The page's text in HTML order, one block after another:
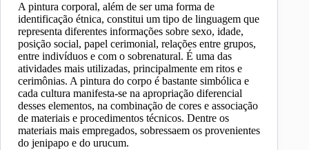
A pintura corporal, além de ser uma forma de
identificação étnica, constitui um tipo de linguagem que
representa diferentes informações sobre sexo, idade,
posição social, papel cerimonial, relações entre grupos,
entre indivíduos e com o sobrenatural. É uma das
atividades mais utilizadas, principalmente em ritos e
cerimônias. A pintura do corpo é bastante simbólica e
cada cultura manifesta-se na apropriação diferencial
desses elementos, na combinação de cores e associação
de materiais e procedimentos técnicos. Dentre os
materiais mais empregados, sobressaem os provenientes
do jenipapo e do urucum.